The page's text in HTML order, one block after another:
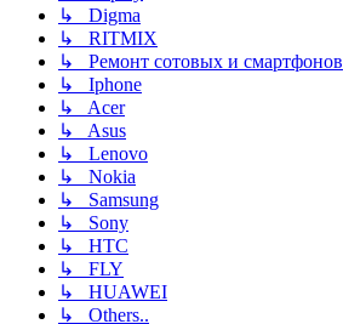
↳ Digma
↳ RITMIX
↳ Ремонт сотовых и смартфонов
↳ Iphone
↳ Acer
↳ Asus
↳ Lenovo
↳ Nokia
↳ Samsung
↳ Sony
↳ HTC
↳ FLY
↳ HUAWEI
↳ Others..